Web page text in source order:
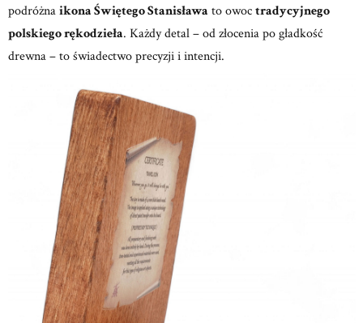
podróżnaikona Świętego Stanisława to owoc tradycyjnego
polskiego rękodzieła. Każdy detal – od złocenia po gładkość
drewna – to świadectwo precyzji i intencji.